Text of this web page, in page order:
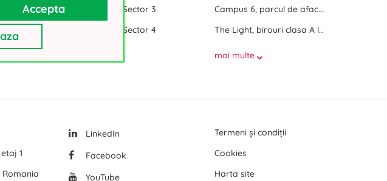
Spatii birouri Sector 3
Spatii birouri Sector 4
Campus 6, parcul de afaceri de langa Politehnica Bucuresti
The Light, birouri clasa A langa Politehnica Bucuresti
mai multe
1
Romania
LinkedIn
Facebook
YouTube
Termeni și condiții
Cookies
Harta site
Accepta